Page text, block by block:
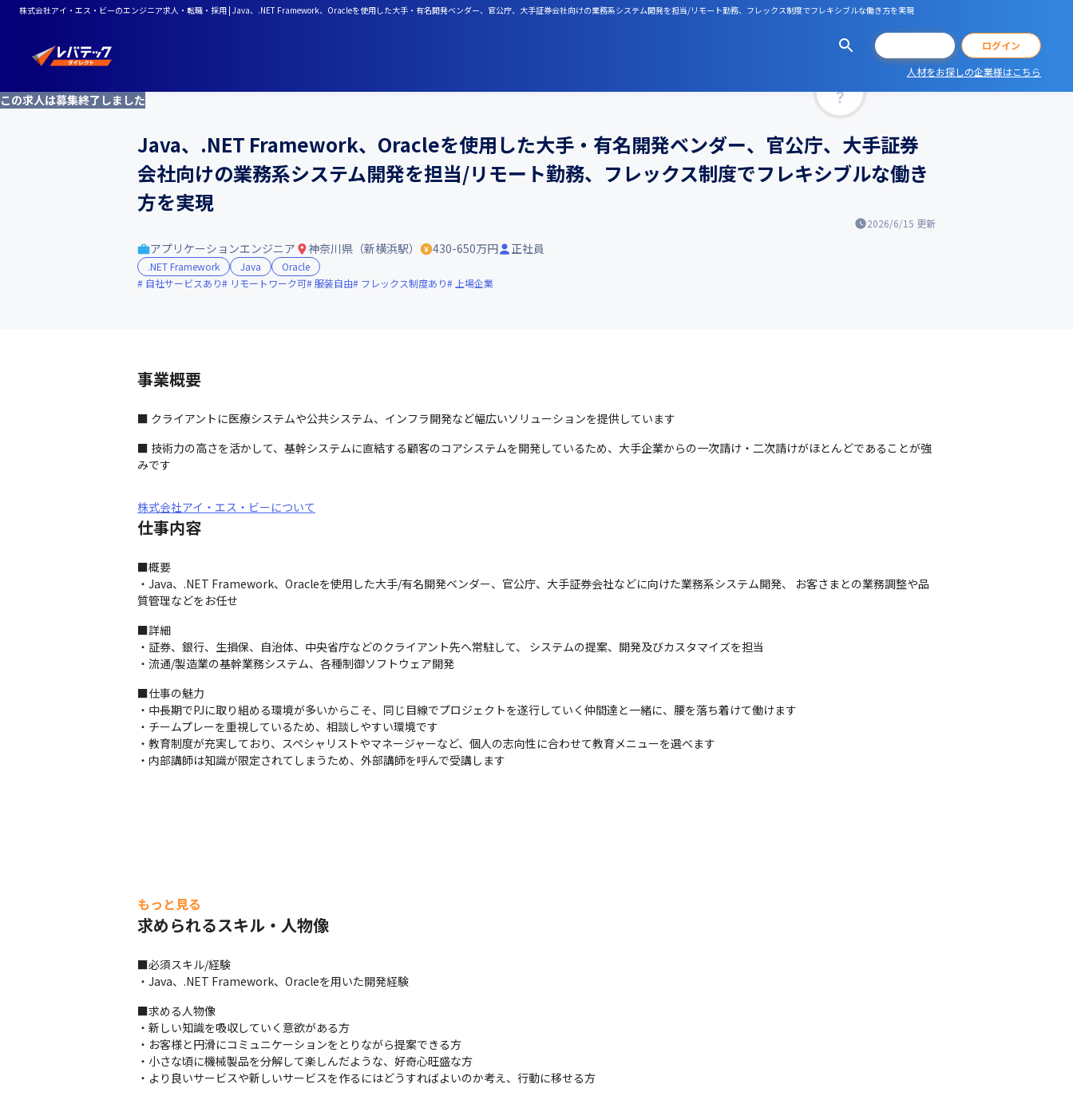
株式会社アイ・エス・ビーのエンジニア求人・転職・採用 | Java、.NET Framework、Oracleを使用した大手・有名開発ベンダー、官公庁、大手証券会社向けの業務系システム開発を担当/リモート勤務、フレックス制度でフレキシブルな働き方を実現
ログイン
人材をお探しの企業様はこちら
この求人は募集終了しました
Java、.NET Framework、Oracleを使用した大手・有名開発ベンダー、官公庁、大手証券
会社向けの業務系システム開発を担当/リモート勤務、フレックス制度でフレキシブルな働き
方を実現
2026/6/15 更新
アプリケーションエンジニア 神奈川県（新横浜駅） 430-650万円 正社員
.NET Framework Java
Oracle
自社サービスあり
リモートワーク可 服装自由 フレックス制度あり 上場企業
事業概要
■ クライアントに医療システムや公共システム、インフラ開発など幅広いソリューションを提供しています
■ 技術力の高さを活かして、基幹システムに直結する顧客のコアシステムを開発しているため、大手企業からの一次請け・二次請けがほとんどであることが強
みです
株式会社アイ・エス・ビーについて
仕事内容
■概要
・Java、.NET Framework、Oracleを使用した大手/有名開発ベンダー、官公庁、大手証券会社などに向けた業務系システム開発、 お客さまとの業務調整や品
質管理などをお任せ
■詳細
・証券、銀行、生損保、自治体、中央省庁などのクライアント先へ常駐して、 システムの提案、開発及びカスタマイズを担当
・流通/製造業の基幹業務システム、各種制御ソフトウェア開発
■仕事の魅力
・中長期でPJに取り組める環境が多いからこそ、同じ目線でプロジェクトを遂行していく仲間達と一緒に、腰を落ち着けて働けます
・チームプレーを重視しているため、相談しやすい環境です
・教育制度が充実しており、スペシャリストやマネージャーなど、個人の志向性に合わせて教育メニューを選べます
・内部講師は知識が限定されてしまうため、外部講師を呼んで受講します
もっと見る
求められるスキル・人物像
■必須スキル/経験
・Java、.NET Framework、Oracleを用いた開発経験
■求める人物像
・新しい知識を吸収していく意欲がある方
・お客様と円滑にコミュニケーションをとりながら提案できる方
・小さな頃に機械製品を分解して楽しんだような、好奇心旺盛な方
・より良いサービスや新しいサービスを作るにはどうすればよいのか考え、行動に移せる方